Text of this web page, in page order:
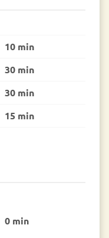
10 min
30 min
30 min
15 min
0 min